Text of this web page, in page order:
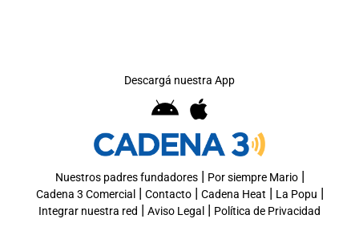
Descargá nuestra App
Nuestros padres fundadores| Por siempre Mario|
Cadena 3 Comercial | Contacto| Cadena Heat | La Popu |
Integrar nuestra red | Aviso Legal | Política de Privacidad